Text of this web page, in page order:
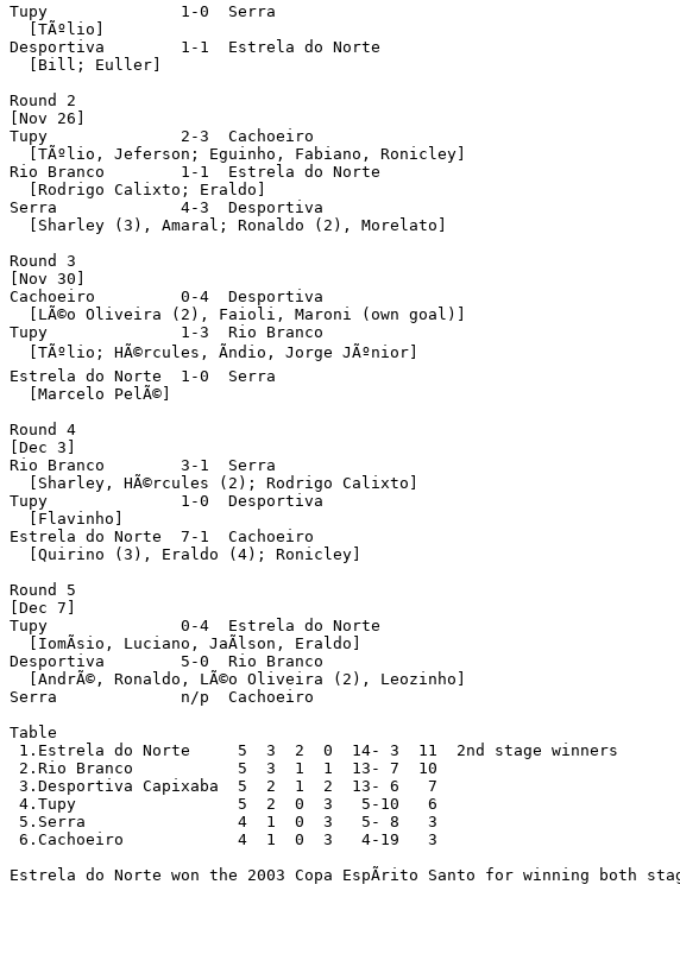
Tupy              1-0  Serra
  [TÃºlio]
Desportiva        1-1  Estrela do Norte
  [Bill; Euller]
Round 2
[Nov 26]
Tupy              2-3  Cachoeiro
  [TÃºlio, Jeferson; Eguinho, Fabiano, Ronicley]
Rio Branco        1-1  Estrela do Norte
  [Rodrigo Calixto; Eraldo]
Serra             4-3  Desportiva
  [Sharley (3), Amaral; Ronaldo (2), Morelato]
Round 3
[Nov 30]
Cachoeiro         0-4  Desportiva
  [LÃ©o Oliveira (2), Faioli, Maroni (own goal)]
Tupy              1-3  Rio Branco
  [TÃºlio; HÃ©rcules, Ãndio, Jorge JÃºnior]
Estrela do Norte  1-0  Serra
  [Marcelo PelÃ©]
Round 4
[Dec 3]
Rio Branco        3-1  Serra
  [Sharley, HÃ©rcules (2); Rodrigo Calixto]
Tupy              1-0  Desportiva
  [Flavinho]
Estrela do Norte  7-1  Cachoeiro
  [Quirino (3), Eraldo (4); Ronicley]
Round 5
[Dec 7]
Tupy              0-4  Estrela do Norte
  [IomÃ­sio, Luciano, JaÃ­lson, Eraldo]
Desportiva        5-0  Rio Branco
  [AndrÃ©, Ronaldo, LÃ©o Oliveira (2), Leozinho]
Serra             n/p  Cachoeiro
Table
1.Estrela do Norte     5  3  2  0  14- 3  11  2nd stage winners
2.Rio Branco           5  3  1  1  13- 7  10
3.Desportiva Capixaba  5  2  1  2  13- 6   7
4.Tupy                 5  2  0  3   5-10   6
5.Serra                4  1  0  3   5- 8   3
6.Cachoeiro            4  1  0  3   4-19   3
Estrela do Norte won the 2003 Copa EspÃ­rito Santo for winning both